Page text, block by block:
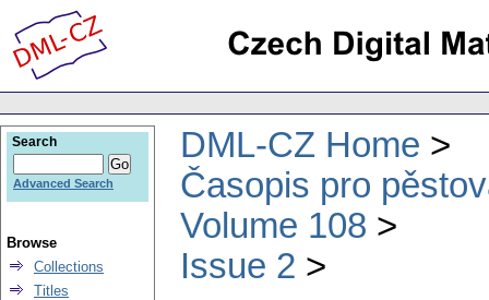
DML-CZ Home
Časopis pro
Volume 108
Issue 2
Search
Advanced Search
Browse
Collections
Titles